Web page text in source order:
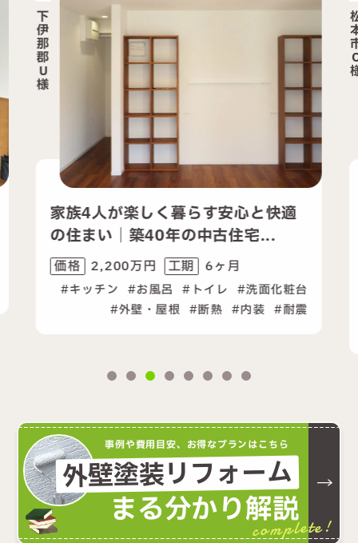
楽しく暮らす安心と快適
｜築40年の中古住宅...
工期 6ヶ月
お風呂 トイレ
洗面化粧台
断熱 内装 耐震
スマート動
な住まいへ
キッチン
事例や費用目安、お得なプランはこちら
外壁塗装リフォーム
まる分かり解説
complete!